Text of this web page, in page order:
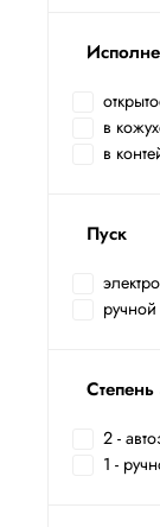
в
в
Пуск
ручной
Степень
2 -
1 -